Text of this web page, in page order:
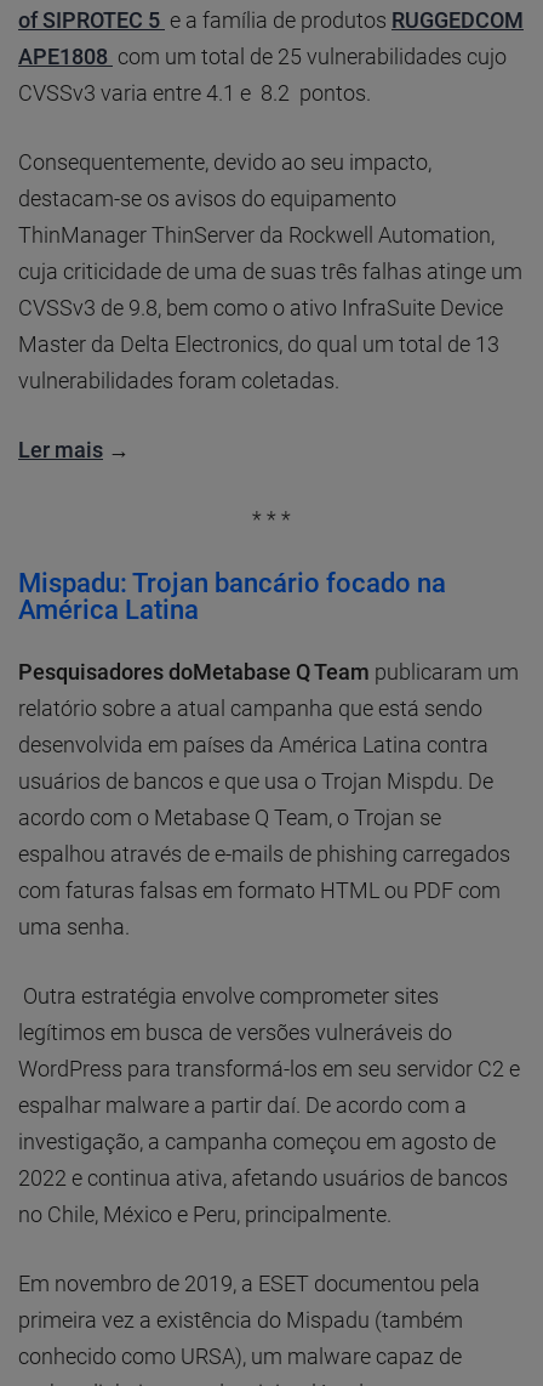
of SIPROTEC 5 e a família de produtos RUGGEDCOM
APE1808 com um total de 25 vulnerabilidades cujo
CVSSv3 varia entre 4.1 e 8.2 pontos.
Consequentemente, devido ao seu impacto,
destacam-se os avisos do equipamento
ThinManager ThinServer da Rockwell Automation,
cuja criticidade de uma de suas três falhas atinge um
CVSSv3 de 9.8, bem como o ativo InfraSuite Device
Master da Delta Electronics, do qual um total de 13
vulnerabilidades foram coletadas.
Ler mais →
* * *
Mispadu: Trojan bancário focado na
América Latina
Pesquisadores doMetabase Q Team publicaram um
relatório sobre a atual campanha que está sendo
desenvolvida em países da América Latina contra
usuários de bancos e que usa o Trojan Mispdu. De
acordo com o Metabase Q Team, o Trojan se
espalhou através de e-mails de phishing carregados
com faturas falsas em formato HTML ou PDF com
uma senha.
Outra estratégia envolve comprometer sites
legítimos em busca de versões vulneráveis do
WordPress para transformá-los em seu servidor C2 e
espalhar malware a partir daí. De acordo com a
investigação, a campanha começou em agosto de
2022 e continua ativa, afetando usuários de bancos
no Chile, México e Peru, principalmente.
Em novembro de 2019, a ESET documentou pela
primeira vez a existência do Mispadu (também
conhecido como URSA), um malware capaz de